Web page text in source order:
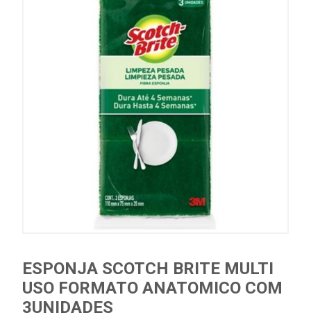
ESPONJA SCOTCH BRITE MULTI
USO FORMATO ANATOMICO COM
3UNIDADES